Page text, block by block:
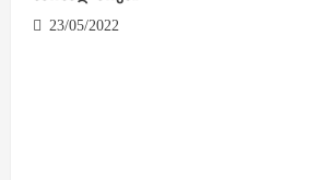
23/05/2022